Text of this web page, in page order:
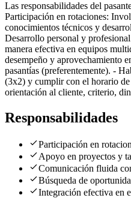
Las responsabilidades del
Participación en rotaciones:
conocimientos técnicos y
Desarrollo personal y
manera efectiva en equipos
desempeño y aprovechamiento
pasantías (preferentemente). -
(3x2) y cumplir con el horario
orientación al cliente, criterio,
Responsabilidades
Participación en
Apoyo en proyectos y
Comunicación fluida
Búsqueda de
Integración efectiva en